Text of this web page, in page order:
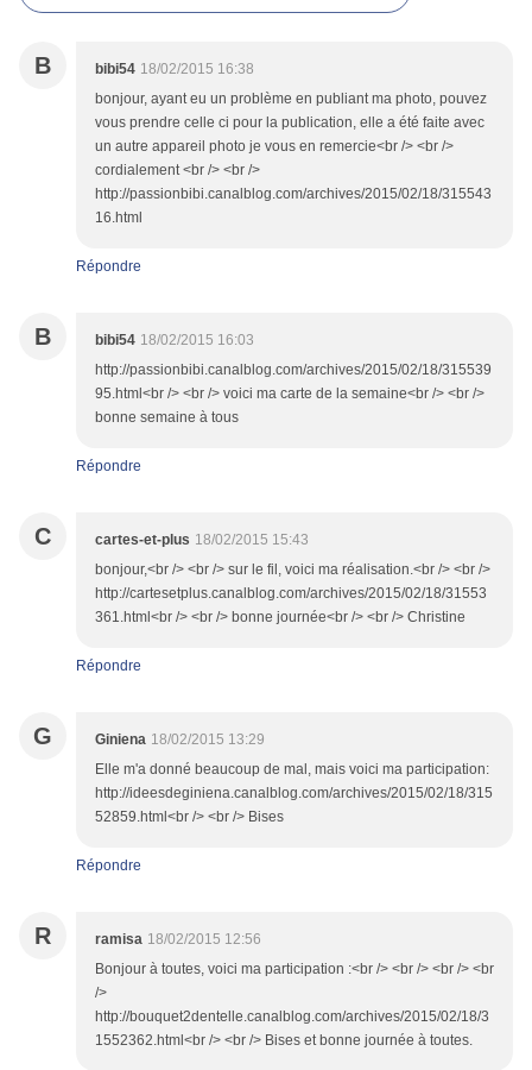
B bibi54 18/02/2015 16:38
bonjour, ayant eu un problème en publiant ma photo, pouvez
vous prendre celle ci pour la publication, elle a été faite avec
un autre appareil photo je vous en remercie<br /> <br />
cordialement <br /> <br />
http://passionbibi.canalblog.com/archives/2015/02/18/315543
16.html
Répondre
B bibi54 18/02/2015 16:03
http://passionbibi.canalblog.com/archives/2015/02/18/315539
95.html<br /> <br /> voici ma carte de la semaine<br /> <br />
bonne semaine à tous
Répondre
C cartes-et-plus 18/02/2015 15:43
bonjour,<br /> <br /> sur le fil, voici ma réalisation.<br /> <br />
http://cartesetplus.canalblog.com/archives/2015/02/18/31553
361.html<br /> <br /> bonne journée<br /> <br /> Christine
Répondre
G Giniena 18/02/2015 13:29
Elle m'a donné beaucoup de mal, mais voici ma participation:
http://ideesdeginiena.canalblog.com/archives/2015/02/18/315
52859.html<br /> <br /> Bises
Répondre
R ramisa 18/02/2015 12:56
Bonjour à toutes, voici ma participation :<br /> <br /> <br /> <br
/>
http://bouquet2dentelle.canalblog.com/archives/2015/02/18/3
1552362.html<br /> <br /> Bises et bonne journée à toutes.